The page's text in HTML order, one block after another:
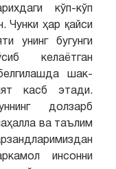
кўп-кўп
Чунки ҳар қайси
унинг бугунги
келаётган
шак-
касб этади.
долзарб
ва таълим
инсонни